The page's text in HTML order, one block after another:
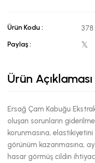
Ürün Kodu : 378
Paylaş :
Ürün Açıklaması
Ersağ Çam Kabuğu
oluşan sorunların
korunmasına,
görünüm kazanmasına,
hasar görmüş cildin